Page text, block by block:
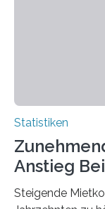
Statistiken
Anstieg
Steigende